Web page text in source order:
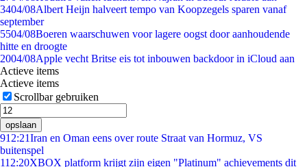
3404/08Albert Heijn halveert tempo van Koopzegels sparen vanaf
september
5504/08Boeren waarschuwen voor lagere oogst door aanhoudende
hitte en droogte
2004/08Apple vecht Britse eis tot inbouwen backdoor in iCloud aan
Actieve items
Actieve items
Scrollbar gebruiken
opslaan
912:21Iran en Oman eens over route Straat van Hormuz, VS
buitenspel
112:20XBOX platform krijgt zijn eigen "Platinum" achievements dit